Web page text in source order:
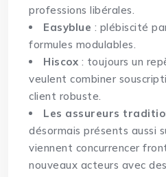
professions libérales.
Easyblue : plébiscité
formules modulables.
Hiscox : toujours un
veulent combiner
client robuste.
Les assureurs
désormais présents aussi
viennent concurrencer
nouveaux acteurs avec